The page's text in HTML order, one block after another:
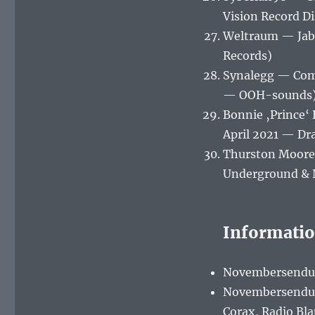
Vision Record
Weltraum —
Records)
Synalegg —
— OOH-
Bonnie
April 2021 —
Thurston
Underground &
Corax, Radio